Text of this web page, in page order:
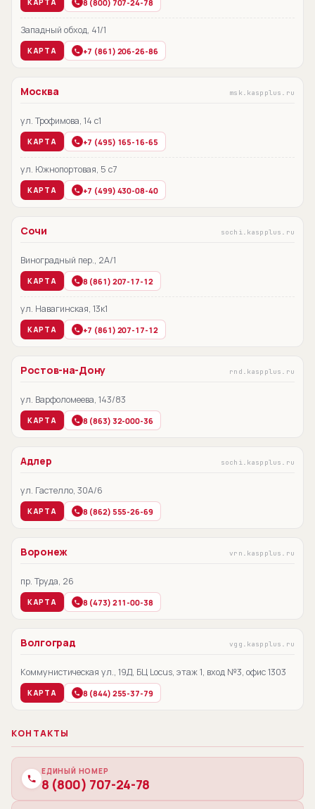
КАРТА 8 (800) 707-24-78
Западный обход, 41/1
КАРТА +7 (861) 206-26-86
Москва msk.kaspplus.ru
ул. Трофимова, 14 с1
КАРТА +7 (495) 165-16-65
ул. Южнопортовая, 5 с7
КАРТА +7 (499) 430-08-40
Сочи sochi.kaspplus.ru
Виноградный пер., 2А/1
КАРТА 8 (861) 207-17-12
ул. Навагинская, 13к1
КАРТА +7 (861) 207-17-12
Ростов-на-Дону rnd.kaspplus.ru
ул. Варфоломеева, 143/83
КАРТА 8 (863) 32-000-36
Адлер sochi.kaspplus.ru
ул. Гастелло, 30А/6
КАРТА 8 (862) 555-26-69
Воронеж vrn.kaspplus.ru
пр. Труда, 26
КАРТА 8 (473) 211-00-38
Волгоград vgg.kaspplus.ru
Коммунистическая ул., 19Д, БЦ Locus, этаж 1, вход №3, офис 1303
КАРТА 8 (844) 255-37-79
КОНТАКТЫ
ЕДИНЫЙ НОМЕР
8 (800) 707-24-78